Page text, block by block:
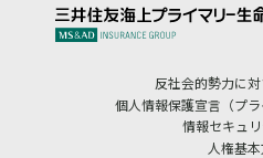
反社会的勢力に
個人情報保護宣言（プラ
情報セキュ
人権基